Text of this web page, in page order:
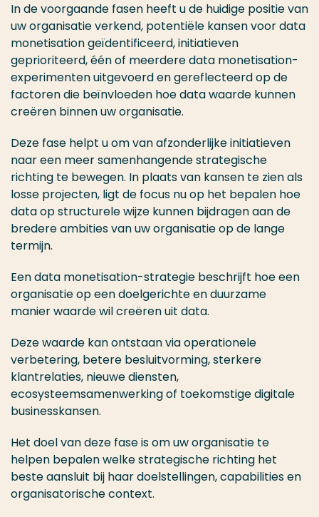
In de voorgaande fasen heeft u de huidige positie van
uw organisatie verkend, potentiële kansen voor data
monetisation geïdentificeerd, initiatieven
geprioriteerd, één of meerdere data monetisation-
experimenten uitgevoerd en gereflecteerd op de
factoren die beïnvloeden hoe data waarde kunnen
creëren binnen uw organisatie.
Deze fase helpt u om van afzonderlijke initiatieven
naar een meer samenhangende strategische
richting te bewegen. In plaats van kansen te zien als
losse projecten, ligt de focus nu op het bepalen hoe
data op structurele wijze kunnen bijdragen aan de
bredere ambities van uw organisatie op de lange
termijn.
Een data monetisation-strategie beschrijft hoe een
organisatie op een doelgerichte en duurzame
manier waarde wil creëren uit data.
Deze waarde kan ontstaan via operationele
verbetering, betere besluitvorming, sterkere
klantrelaties, nieuwe diensten,
ecosysteemsamenwerking of toekomstige digitale
businesskansen.
Het doel van deze fase is om uw organisatie te
helpen bepalen welke strategische richting het
beste aansluit bij haar doelstellingen, capabilities en
organisatorische context.